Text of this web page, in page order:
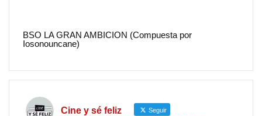
BSO LA GRAN AMBICION (Compuesta por
Iosonouncane)
Cine y sé feliz Seguir